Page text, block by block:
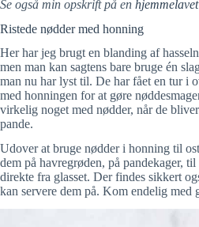
Se også min opskrift på en
Ristede nødder med honning
Her har jeg brugt en blanding af
men man kan sagtens bare bruge én
man nu har lyst til. De har fået en tur i
med honningen for at gøre
virkelig noget med nødder, når de
pande.
Udover at bruge nødder i honning til
dem på havregrøden, på pandekager,
direkte fra glasset. Der findes sikkert
kan servere dem på. Kom endelig med